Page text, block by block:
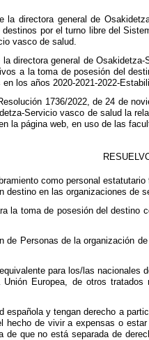
la directora general de
por el turno libre del
vasco de salud.
directora general de
a la toma de posesión del
los años 2020-2021-2022-
1736/2022, de 24 de
Servicio vasco de salud la
la página web, en uso de las
como personal
en las organizaciones de
la toma de posesión del
de Personas de la organización
para los/las
Europea, de otros
española y tengan derecho a
hecho de vivir a expensas o
de que no está separada de